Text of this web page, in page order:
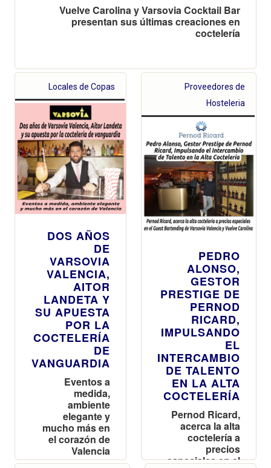
Vuelve Carolina y Varsovia Cocktail Bar
presentan sus últimas creaciones en
coctelería
Locales de Copas
DOS AÑOS
DE
VARSOVIA
VALENCIA,
AITOR
LANDETA Y
SU APUESTA
POR LA
COCTELERÍA
DE
VANGUARDIA
Eventos a
medida,
ambiente
elegante y
mucho más en
el corazón de
Valencia
Proveedores de
Hosteleria
PEDRO
ALONSO,
GESTOR
PRESTIGE DE
PERNOD
RICARD,
IMPULSANDO
EL
INTERCAMBIO
DE TALENTO
EN LA ALTA
COCTELERÍA
Pernod Ricard,
acerca la alta
coctelería a
precios
especiales en el